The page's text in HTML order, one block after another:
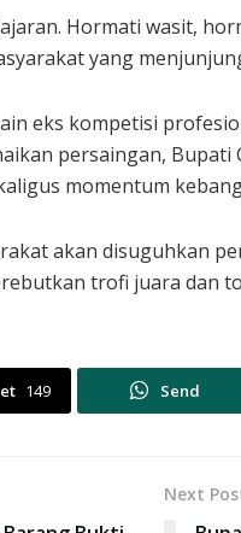
Hormati wasit,
yang
eks kompetisi
persaingan, Bupati
momentum
akan disuguhkan
trofi juara dan
149 Send
Next